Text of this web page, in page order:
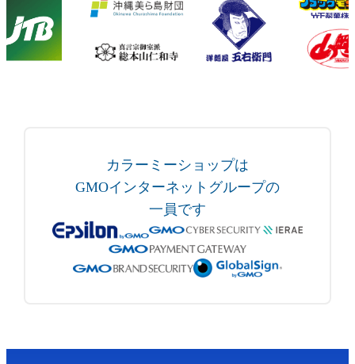
カラーミーショップは
GMOインターネットグループの
一員です